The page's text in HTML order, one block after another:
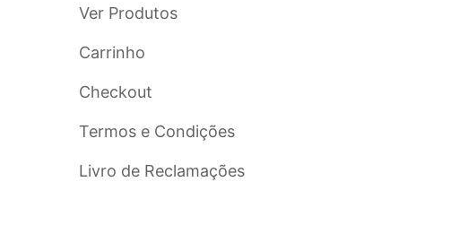
Ver Produtos
Carrinho
Checkout
Termos e Condições
Livro de Reclamações